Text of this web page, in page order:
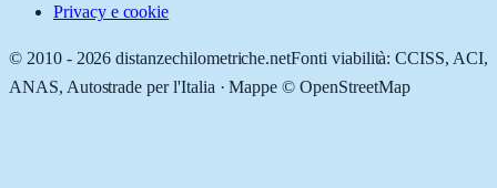
Privacy e cookie
© 2010 - 2026 distanzechilometriche.netFonti viabilità: CCISS, ACI,
ANAS, Autostrade per l'Italia · Mappe © OpenStreetMap